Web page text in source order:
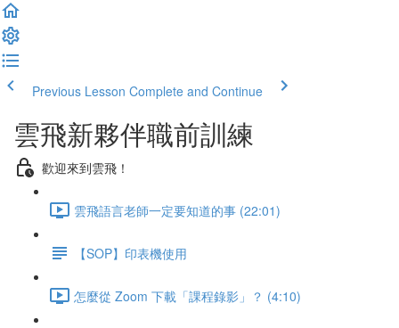
Previous Lesson Complete and Continue
雲飛新夥伴職前訓練
歡迎來到雲飛！
雲飛語言老師一定要知道的事 (22:01)
【SOP】印表機使用
怎麼從 Zoom 下載「課程錄影」？ (4:10)